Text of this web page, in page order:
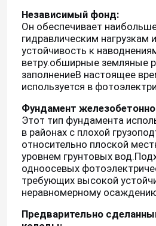
Независимый фонд:
Он обеспечивает
гидравлическим нагрузкам
устойчивость к
ветру.обширные земляные
заполнениеВ настоящее
используется в
Фундамент
Этот тип фундамента
в районах с плохой
относительно плоской
уровнем грунтовых
одноосевых
требующих высокой
неравномерному
Предварительно